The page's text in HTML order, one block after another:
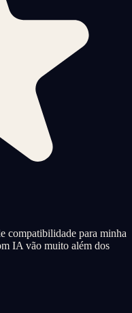
compatibilidade para minha
IA vão muito além dos